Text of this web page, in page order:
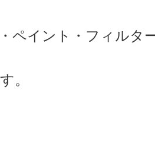
ペイント・フィルタ
。